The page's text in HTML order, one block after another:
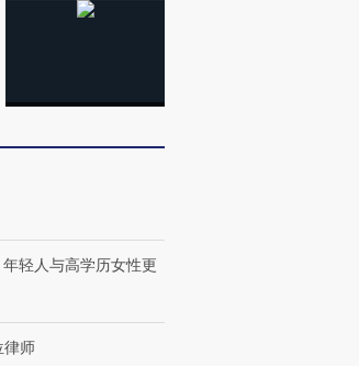
现】寻找100种
CFO：不靠规模取胜，华
轻人与高学历女性更
律师